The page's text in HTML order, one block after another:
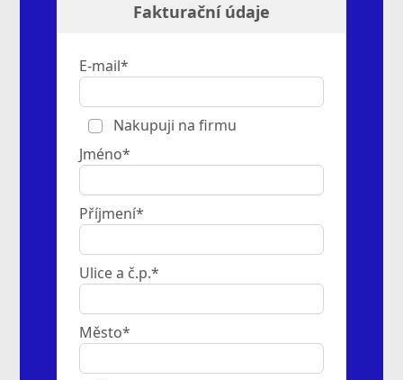
Fakturační údaje
E-mail*
Nakupuji na firmu
Jméno*
Příjmení*
Ulice a č.p.*
Město*